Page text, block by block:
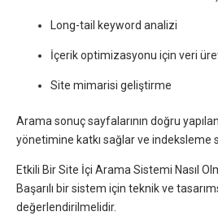
Long-tail keyword analizi
İçerik optimizasyonu için veri
Site mimarisi geliştirme
Arama sonuç sayfalarının doğru
yönetimine katkı sağlar ve indeksleme
Etkili Bir Site İçi Arama Sistemi Nasıl
Başarılı bir sistem için teknik ve
değerlendirilmelidir.